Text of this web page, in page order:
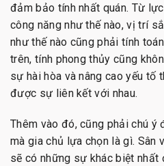
đảm bảo tính nhất quán. Từ
công năng như thế nào, vị trí
như thế nào cũng phải tính
trên, tính phong thủy cũng
sự hài hòa và nâng cao yếu tố
được sự liên kết với nhau.
Thêm vào đó, cũng phải chú ý
mà gia chủ lựa chọn là gì. Sân
sẽ có những sự khác biệt nhất